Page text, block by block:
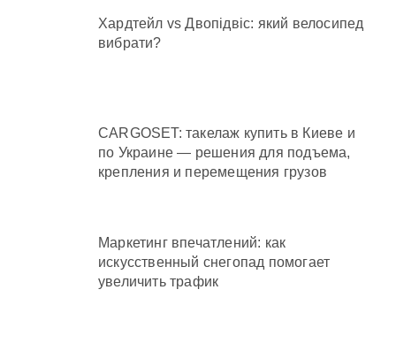
Хардтейл vs Двопідвіс: який велосипед
вибрати?
CARGOSET: такелаж купить в Киеве и
по Украине — решения для подъема,
крепления и перемещения грузов
Маркетинг впечатлений: как
искусственный снегопад помогает
увеличить трафик